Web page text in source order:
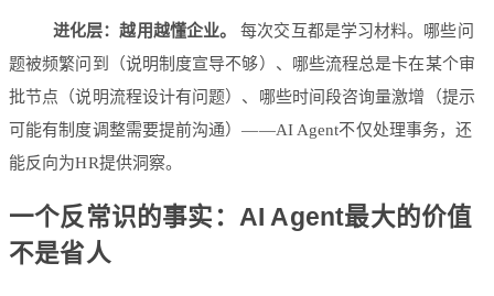
进化层：越用越懂企业。
每次交互都是学习材料。哪些问
题被频繁问到（说明制度宣导不够）、哪些流程总是卡在某个审
批节点（说明流程设计有问题）、哪些时间段咨询量激增（提示
可能有制度调整需要提前沟通）——AI Agent不仅处理事务，还
能反向为HR提供洞察。
一个反常识的事实：AI Agent最大的价值
不是省人